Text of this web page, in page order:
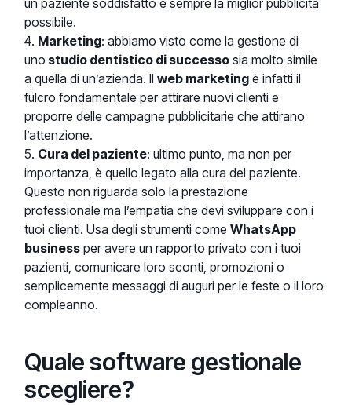
un paziente soddisfatto è sempre la miglior pubblicità
possibile.
Marketing: abbiamo visto come la gestione di
uno studio dentistico di successo sia molto simile
a quella di un’azienda. Ilweb marketing è infatti il
fulcro fondamentale per attirare nuovi clienti e
proporre delle campagne pubblicitarie che attirano
l’attenzione.
Cura del paziente: ultimo punto, ma non per
importanza, è quello legato alla cura del paziente.
Questo non riguarda solo la prestazione
professionale ma l’empatia che devi sviluppare con i
tuoi clienti. Usa degli strumenti comeWhatsApp
business per avere un rapporto privato con i tuoi
pazienti, comunicare loro sconti, promozioni o
semplicemente messaggi di auguri per le feste o il loro
compleanno.
Quale software gestionale
scegliere?